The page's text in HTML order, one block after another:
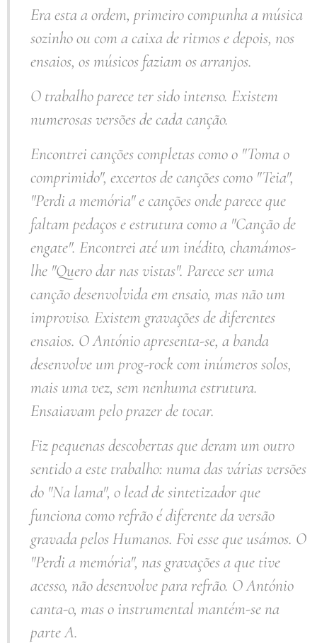
Era esta a ordem, primeiro compunha a música
sozinho ou com a caixa de ritmos e depois, nos
ensaios, os músicos faziam os arranjos.
O trabalho parece ter sido intenso. Existem
numerosas versões de cada canção.
Encontrei canções completas como o "Toma o
comprimido", excertos de canções como "Teia",
"Perdi a memória" e canções onde parece que
faltam pedaços e estrutura como a "Canção de
engate". Encontrei até um inédito, chamámos-
lhe "Quero dar nas vistas". Parece ser uma
canção desenvolvida em ensaio, mas não um
improviso. Existem gravações de diferentes
ensaios. O António apresenta-se, a banda
desenvolve um prog-rock com inúmeros solos,
mais uma vez, sem nenhuma estrutura.
Ensaiavam pelo prazer de tocar.
Fiz pequenas descobertas que deram um outro
sentido a este trabalho: numa das várias versões
do "Na lama", o lead de sintetizador que
funciona como refrão é diferente da versão
gravada pelos Humanos. Foi esse que usámos. O
"Perdi a memória", nas gravações a que tive
acesso, não desenvolve para refrão. O António
canta-o, mas o instrumental mantém-se na
parte A.